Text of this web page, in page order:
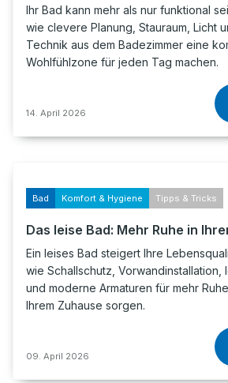
Ihr Bad kann mehr als nur funktional
wie clevere Planung, Stauraum, Licht
Technik aus dem Badezimmer eine
Wohlfühlzone für jeden Tag machen.
14. April 2026
Bad Komfort & Hygiene Tipps & Tricks
Das leise Bad: Mehr Ruhe in
Ein leises Bad steigert Ihre
wie Schallschutz, Vorwandinstallation,
und moderne Armaturen für mehr
Ihrem Zuhause sorgen.
09. April 2026